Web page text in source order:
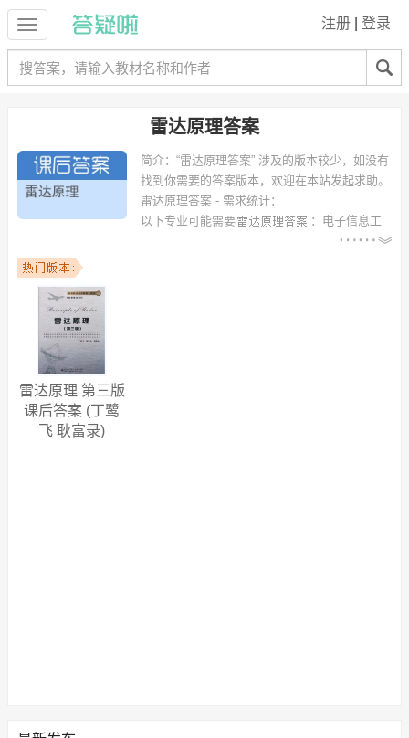
注册 登录
雷达原理答案
简介： “雷达原理答案” 涉及的版本较少，如没有
找到你需要的答案版本，欢迎在本站发起求助。
雷达原理答案 - 需求统计：
以下专业可能需要
：电子信息工
程、电子信息科学与技术、信息对抗技术、你猜啊啊啊啊、机械工程及
自动化、通信工程、sdkfjskldfj、武器系统与运用工程、电子线路、电信
工程及管理 等专业。
以下学校的同学下载过
辽宁大学、西北大学、成都科技大学、南京理工大学、中国科技大学、
哈尔滨工业大学、西安工业大学、贵州大学 等。
雷达原理 第三版
课后答案 (丁鹭
飞 耿富录)